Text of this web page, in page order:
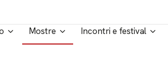
Mostre Incontri e festival